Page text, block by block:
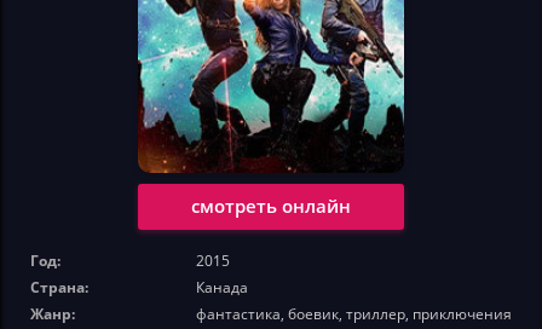
смотреть онлайн
Год:
2015
Страна:
Канада
Жанр:
фантастика, боевик, триллер, приключения